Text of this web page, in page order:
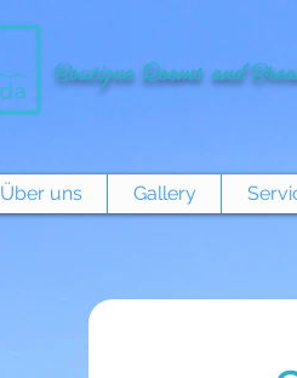
Boutique Rooms and
Über uns Gallery